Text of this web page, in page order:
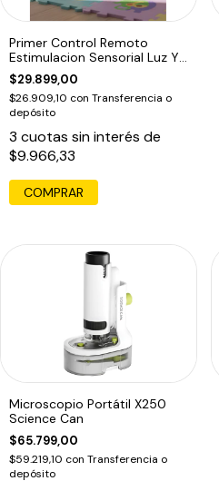
Primer Control Remoto
Estimulacion Sensorial Luz Y
Sonido Azul
$29.899,00
$26.909,10 con Transferencia o
depósito
3 cuotas sin interés de
$9.966,33
Microscopio Portátil X250
Science Can
$65.799,00
$59.219,10 con Transferencia o
depósito